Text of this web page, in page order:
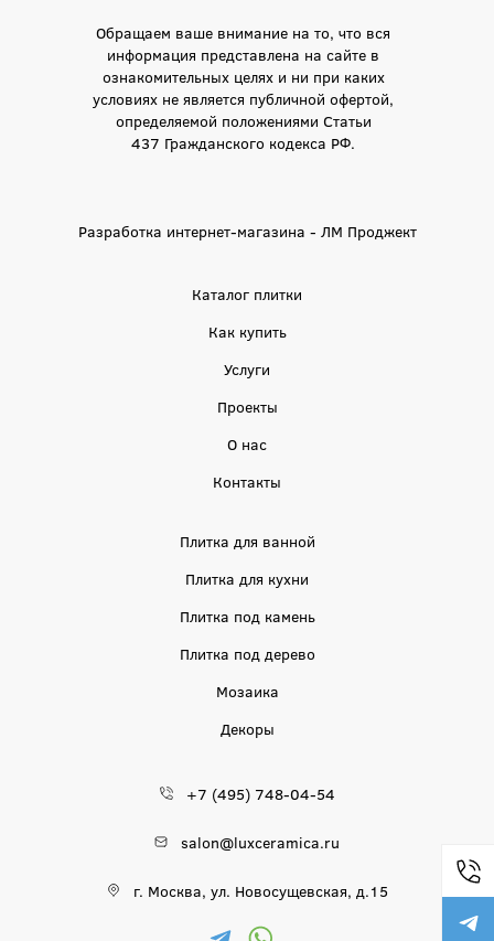
Обращаем ваше внимание на то, что вся
информация представлена на сайте в
ознакомительных целях и ни при каких
условиях не является публичной офертой,
определяемой положениями Статьи
437 Гражданского кодекса РФ.
Разработка интернет-магазина - ЛМ Проджект
Каталог плитки
Как купить
Услуги
Проекты
О нас
Контакты
Плитка для ванной
Плитка для кухни
Плитка под камень
Плитка под дерево
Мозаика
Декоры
+7 (495) 748-04-54
salon@luxceramica.ru
г. Москва, ул. Новосущевская, д.15